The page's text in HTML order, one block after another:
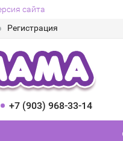
сайта
Регистрация
+7 (903) 968-33-14